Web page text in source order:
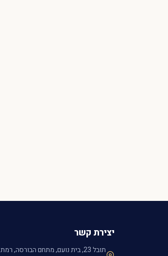
יצירת קשר
תובל 23, בית נועם, מתחם הבורסה, רמת